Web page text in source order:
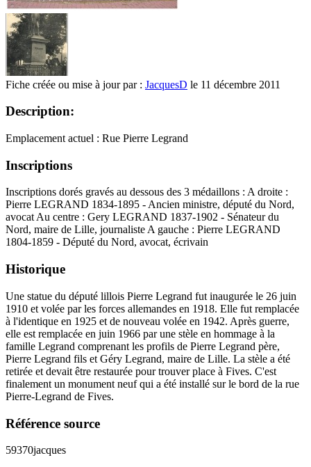
Fiche créée ou mise à jour par : JacquesD le 11 décembre 2011
Description:
Emplacement actuel : Rue Pierre Legrand
Inscriptions
Inscriptions dorés gravés au dessous des 3 médaillons : A droite :
Pierre LEGRAND 1834-1895 - Ancien ministre, député du Nord,
avocat Au centre : Gery LEGRAND 1837-1902 - Sénateur du
Nord, maire de Lille, journaliste A gauche : Pierre LEGRAND
1804-1859 - Député du Nord, avocat, écrivain
Historique
Une statue du député lillois Pierre Legrand fut inaugurée le 26 juin
1910 et volée par les forces allemandes en 1918. Elle fut remplacée
à l'identique en 1925 et de nouveau volée en 1942. Après guerre,
elle est remplacée en juin 1966 par une stèle en hommage à la
famille Legrand comprenant les profils de Pierre Legrand père,
Pierre Legrand fils et Géry Legrand, maire de Lille. La stèle a été
retirée et devait être restaurée pour trouver place à Fives. C'est
finalement un monument neuf qui a été installé sur le bord de la rue
Pierre-Legrand de Fives.
Référence source
59370jacques